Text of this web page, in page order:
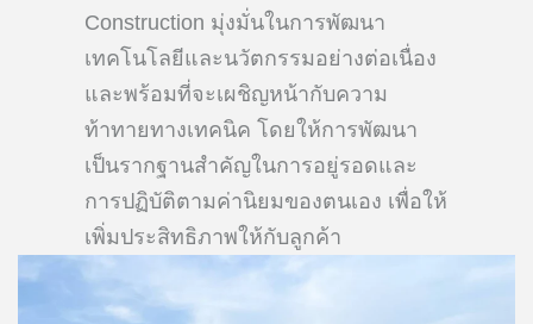
Construction มุ่งมั่นในการพัฒนา
เทคโนโลยีและนวัตกรรมอย่างต่อเนื่อง
และพร้อมที่จะเผชิญหน้ากับความ
ท้าทายทางเทคนิค โดยให้การพัฒนา
เป็นรากฐานสำคัญในการอยู่รอดและ
การปฏิบัติตามค่านิยมของตนเอง เพื่อให้
เพิ่มประสิทธิภาพให้กับลูกค้า